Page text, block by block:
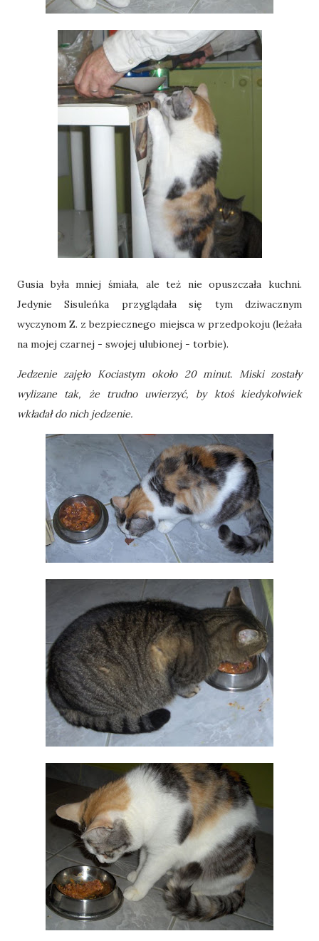
Gusia była mniej śmiała, ale też nie opuszczała kuchni.
Jedynie Sisuleńka przyglądała się tym dziwacznym
wyczynom Z. z bezpiecznego miejsca w przedpokoju (leżała
na mojej czarnej - swojej ulubionej - torbie).
Jedzenie zajęło Kociastym około 20 minut. Miski zostały
wylizane tak, że trudno uwierzyć, by ktoś kiedykolwiek
wkładał do nich jedzenie.